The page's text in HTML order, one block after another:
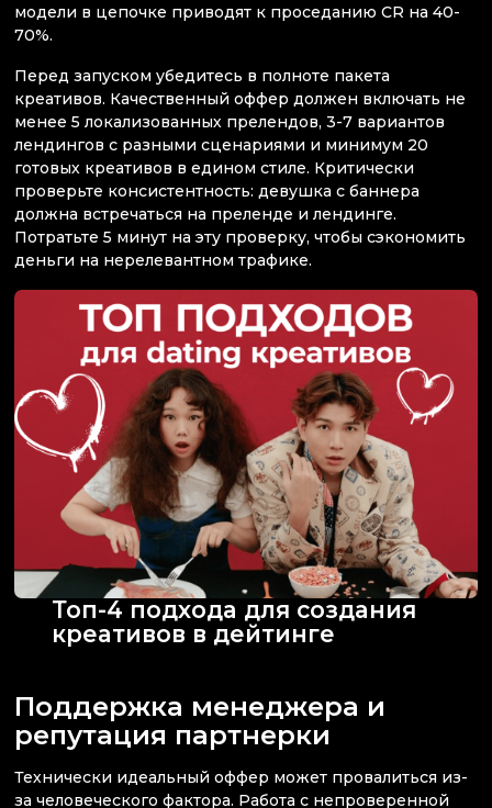
модели в цепочке приводят к проседанию CR на 40-
70%.
Перед запуском убедитесь в полноте пакета
креативов. Качественный оффер должен включать не
менее 5 локализованных прелендов, 3-7 вариантов
лендингов с разными сценариями и минимум 20
готовых креативов в едином стиле. Критически
проверьте консистентность: девушка с баннера
должна встречаться на преленде и лендинге.
Потратьте 5 минут на эту проверку, чтобы сэкономить
деньги на нерелевантном трафике.
Топ-4 подхода для создания
креативов в дейтинге
Поддержка менеджера и
репутация партнерки
Технически идеальный оффер может провалиться из-
за человеческого фактора. Работа с непроверенной